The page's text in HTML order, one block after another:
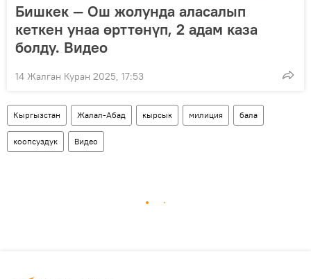
Бишкек — Ош жолунда аласалып
кеткен унаа өрттөнүп, 2 адам каза
болду. Видео
14 Жалган Куран 2025, 17:53
Кыргызстан Жалал-Абад кырсык милиция бала
коопсуздук Видео